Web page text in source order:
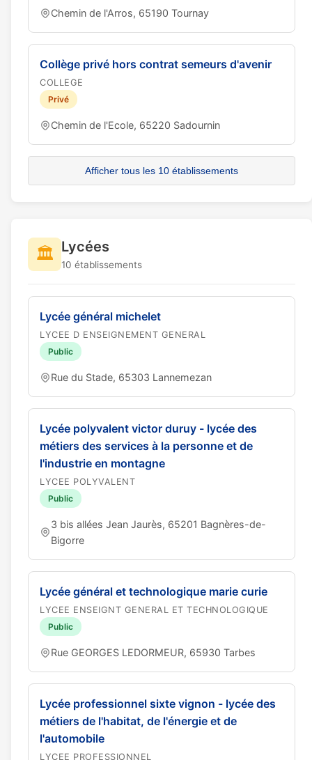
Chemin de l'Arros, 65190 Tournay
Collège privé hors contrat semeurs d'avenir
COLLEGE
Privé
Chemin de l'Ecole, 65220 Sadournin
Afficher tous les 10 établissements
🏛️ Lycées
10 établissements
Lycée général michelet
LYCEE D ENSEIGNEMENT GENERAL
Public
Rue du Stade, 65303 Lannemezan
Lycée polyvalent victor duruy - lycée des
métiers des services à la personne et de
l'industrie en montagne
LYCEE POLYVALENT
Public
3 bis allées Jean Jaurès, 65201 Bagnères-de-
Bigorre
Lycée général et technologique marie curie
LYCEE ENSEIGNT GENERAL ET TECHNOLOGIQUE
Public
Rue GEORGES LEDORMEUR, 65930 Tarbes
Lycée professionnel sixte vignon - lycée des
métiers de l'habitat, de l'énergie et de
l'automobile
LYCEE PROFESSIONNEL